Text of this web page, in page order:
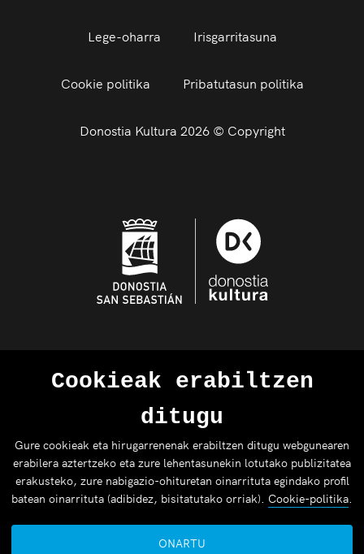
Lege-oharra Irisgarritasuna
Cookie politika Pribatutasun politika
Donostia Kultura 2026 © Copyright
Cookieak erabiltzen
ditugu
Gure cookieak eta hirugarrenenak erabiltzen ditugu webgunearen
erabilera aztertzeko eta zure lehentasunekin lotutako publizitatea
erakusteko, zure nabigazio-ohituretan oinarrituta egindako profil
batean oinarrituta (adibidez, bisitatutako orriak). Cookie-politika.
ONARTU